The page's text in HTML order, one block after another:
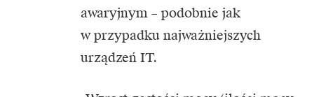
awaryjnym – podobnie jak
w przypadku najważniejszych
urządzeń IT.